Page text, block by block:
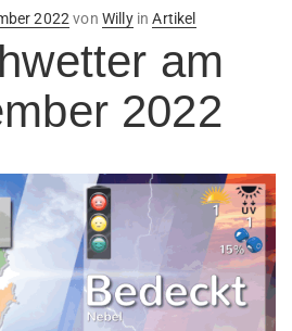
2022 von WillyinArtikel
am
2022